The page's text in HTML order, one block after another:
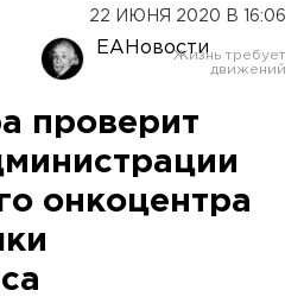
Оренбург
22 ИЮНЯ 2020 В 16:06
ЕАНовости
проверит
онкоцентра